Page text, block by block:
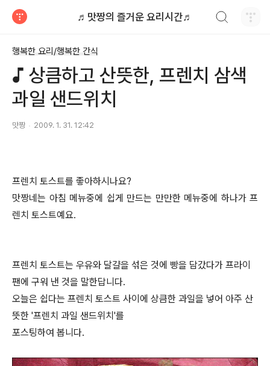
♬맛짱의 즐거운 요리시간♬
행복한 요리/행복한 간식
♪ 상큼하고 산뜻한, 프렌치 삼색
과일 샌드위치
맛짱 2009. 1. 31. 12:42
프렌치 토스트를 좋아하시나요?
맛짱네는 아침 메뉴중에 쉽게 만드는 만만한 메뉴중에 하나가 프
렌치 토스트예요.
프렌치 토스트는 우유와 달걀을 섞은 것에 빵을 담갔다가 프라이
팬에 구워 낸 것을 말한답니다.
오늘은 쉽다는 프렌치 토스트 사이에 상큼한 과일을 넣어 아주 산
뜻한 '프렌치 과일 샌드위치'를
포스팅하여 봅니다.